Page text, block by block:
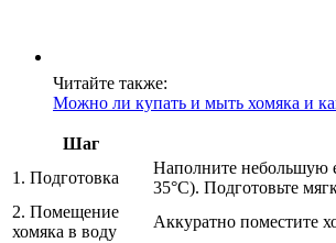
Читайте также:
Можно ли купать и мыть хомяка и
Шаг
1. Подготовка
Наполните небольшую
35°C). Подготовьте
2. Помещение
хомяка в воду
Аккуратно поместите